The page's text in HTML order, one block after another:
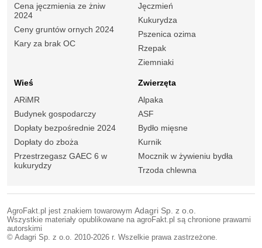
Cena jęczmienia ze żniw
2024
Ceny gruntów ornych 2024
Kary za brak OC
Jęczmień
Kukurydza
Pszenica ozima
Rzepak
Ziemniaki
Wieś
ARiMR
Budynek gospodarczy
Dopłaty bezpośrednie 2024
Dopłaty do zboża
Przestrzegasz GAEC 6 w
kukurydzy
Zwierzęta
Alpaka
ASF
Bydło mięsne
Kurnik
Mocznik w żywieniu bydła
Trzoda chlewna
AgroFakt.pl jest znakiem towarowym Adagri Sp. z o.o.
Wszystkie materiały opublikowane na agroFakt.pl są chronione prawami
autorskimi
© Adagri Sp. z o.o. 2010-2026 r. Wszelkie prawa zastrzeżone.